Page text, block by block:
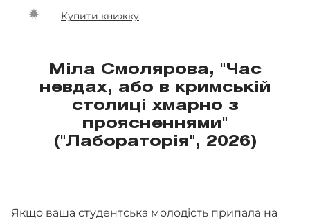
Купити книжку
Міла Смолярова, "Час
невдах, або в кримській
столиці хмарно з
проясненнями"
("Лабораторія", 2026)
Якщо ваша студентська молодість припала на